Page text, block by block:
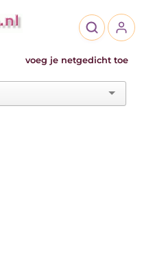
voeg je netgedicht toe